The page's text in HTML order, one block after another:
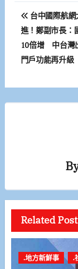
文
章
導
台中國際航網
進！鄭副市長：
10倍增 中台灣
門戶功能再升級
Related Post
.地方新鮮事 .